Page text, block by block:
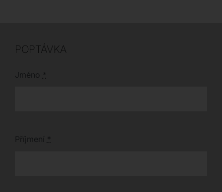
POPTÁVKA
Jméno *
Příjmení *